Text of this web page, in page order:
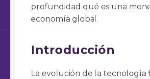
profundidad qué es una
economía global.
Introducción
La evolución de la